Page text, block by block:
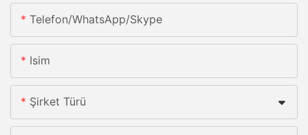
Telefon/whatsApp/skype
Isim
Şirket Türü